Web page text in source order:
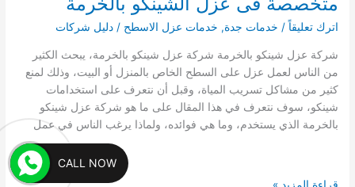
اترك تعليقاً / خدمات جدة, خدمات عزل الاسطح /دليل شركات
شركة عزل شينكو بالخرمة شركة عزل شينكو بالخرمة، يبحث الكثير
من الناس لعمل عزل على السطح الخاص بالمنزل أو البيت، وذلك لمنع
كثير من مشاكل تسريب المياة، وقبل أن نتعرف على استخدامات
شينكو، سوف نتعرف في هذا المقال على ما هو شركة عزل شينكو
بالخرمة الذي يستخدم، وما هي فوائده، ولماذا يرغب الناس في عمل
افضل
CALL NOW